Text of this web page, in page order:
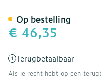
€ 46,35
Terugbetaalbaar
Als je recht hebt op een
Op bestelling